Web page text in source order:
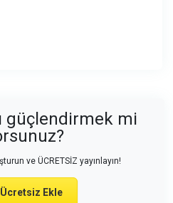
güçlendirmek mi
ve ÜCRETSİZ yayınlayın!
Ücretsiz Ekle